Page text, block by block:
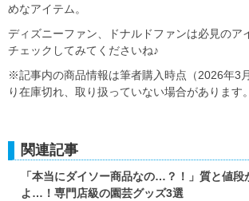
めなアイテム。
ディズニーファン、ドナルドファンは必見のア
チェックしてみてくださいね♪
※記事内の商品情報は筆者購入時点（2026年3
り在庫切れ、取り扱っていない場合があります。
関連記事
「本当にダイソー商品なの…？！」質と値段
よ…！専門店級の園芸グッズ3選